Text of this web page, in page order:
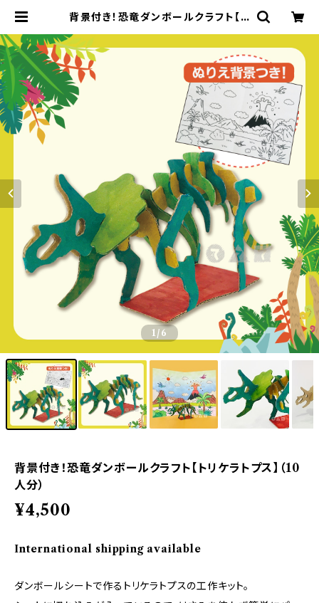
背景付き！恐竜ダンボールクラフト【ト
1 /6
背景付き！恐竜ダンボールクラフト【トリケラトプス】（10
人分）
¥4,500
International shipping available
ダンボールシートで作るトリケラトプスの工作キット。